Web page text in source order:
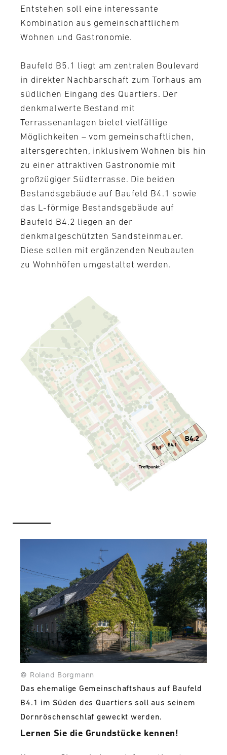
Entstehen soll eine interessante
Kombination aus gemeinschaftlichem
Wohnen und Gastronomie.
Baufeld B5.1 liegt am zentralen Boulevard
in direkter Nachbarschaft zum Torhaus am
südlichen Eingang des Quartiers. Der
denkmalwerte Bestand mit
Terrassenanlagen bietet vielfältige
Möglichkeiten – vom gemeinschaftlichen,
altersgerechten, inklusivem Wohnen bis hin
zu einer attraktiven Gastronomie mit
großzügiger Südterrasse. Die beiden
Bestandsgebäude auf Baufeld B4.1 sowie
das L-förmige Bestandsgebäude auf
Baufeld B4.2 liegen an der
denkmalgeschützten Sandsteinmauer.
Diese sollen mit ergänzenden Neubauten
zu Wohnhöfen umgestaltet werden.
© Roland Borgmann
Das ehemalige Gemeinschaftshaus auf Baufeld
B4.1 im Süden des Quartiers soll aus seinem
Dornröschenschlaf geweckt werden.
Lernen Sie die Grundstücke kennen!